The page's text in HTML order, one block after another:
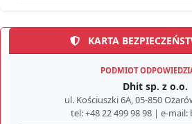
KARTA
PODMIOT
Dhit sp. z o.o.
ul. Kościuszki 6A, 05-850
tel: +48 22 499 98 98 | e-